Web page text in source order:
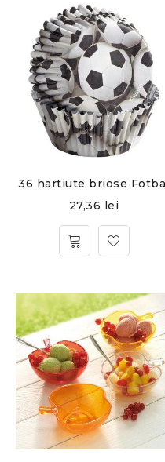
36 hartiute briose
27,36 lei